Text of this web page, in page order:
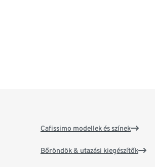
Cafissimo modellek és színek
Bőröndök & utazási kiegészítők